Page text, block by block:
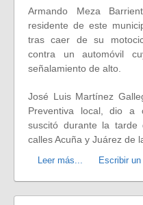
Armando Meza
residente de este
tras caer de su
contra un automóvil
señalamiento de alto.
José Luis Martínez
Preventiva local, dio a
suscitó durante la
calles Acuña y Juárez de
Leer más... Escribir